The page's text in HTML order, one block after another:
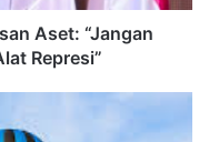
Aset: “Jangan
Represi”